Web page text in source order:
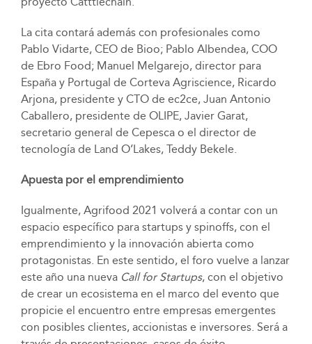
La cita contará además con profesionales como
Pablo Vidarte, CEO de Bioo; Pablo Albendea, COO
de Ebro Food; Manuel Melgarejo, director para
España y Portugal de Corteva Agriscience, Ricardo
Arjona, presidente y CTO de ec2ce, Juan Antonio
Caballero, presidente de OLIPE, Javier Garat,
secretario general de Cepesca o el director de
tecnología de Land O’Lakes, Teddy Bekele.
Apuesta por el emprendimiento
Igualmente, Agrifood 2021 volverá a contar con un
espacio específico para startups y spinoffs, con el
emprendimiento y la innovación abierta como
protagonistas. En este sentido, el foro vuelve a lanzar
este año una nueva Call for Startups, con el objetivo
de crear un ecosistema en el marco del evento que
propicie el encuentro entre empresas emergentes
con posibles clientes, accionistas e inversores. Será a